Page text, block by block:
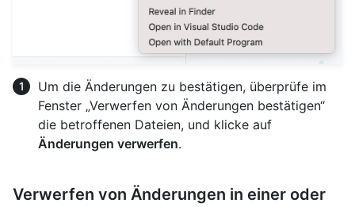
Um die Änderungen zu bestätigen, überprüfe im
Fenster „Verwerfen von Änderungen bestätigen“
die betroffenen Dateien, und klicke auf
Änderungen verwerfen.
Verwerfen von Änderungen in einer oder